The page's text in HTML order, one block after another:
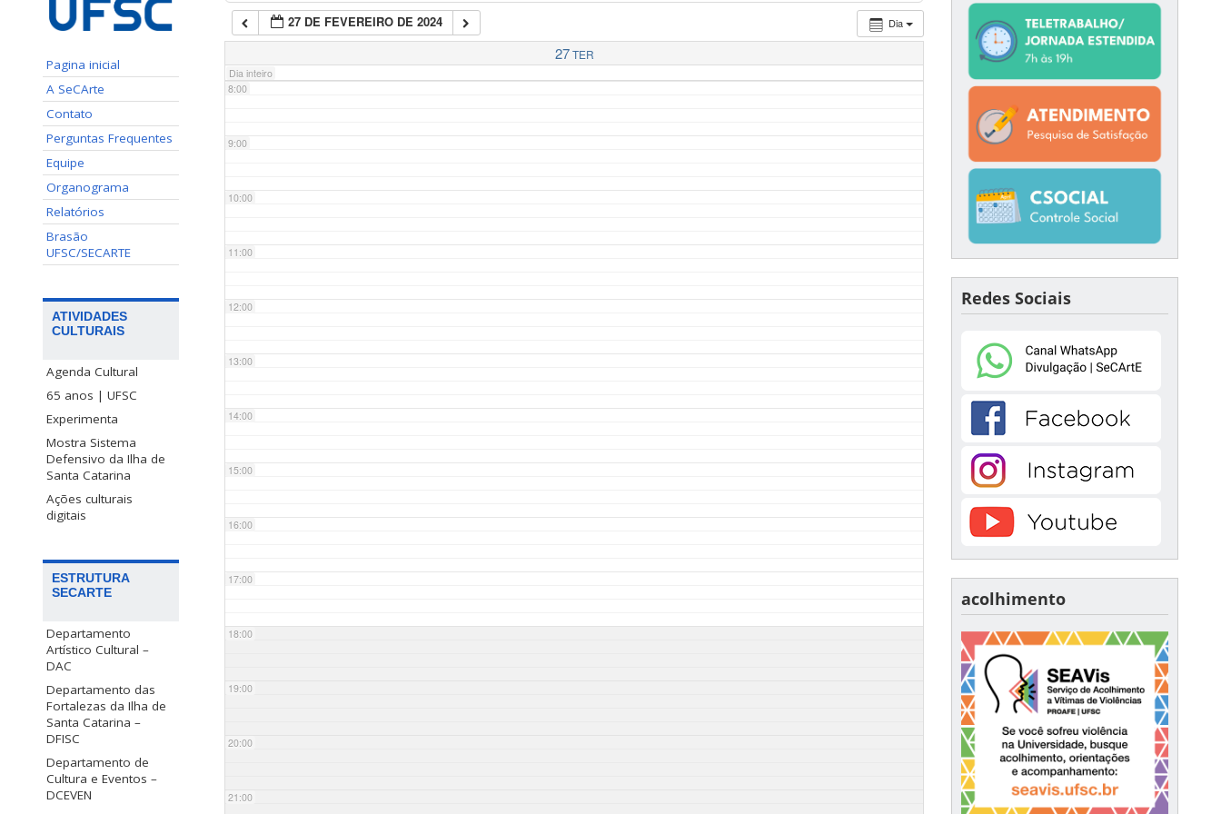
Pagina inicial
A SeCArte
Contato
Perguntas Frequentes
Equipe
Organograma
Relatórios
Brasão
UFSC/SECARTE
ATIVIDADES
CULTURAIS
Agenda Cultural
65 anos | UFSC
Experimenta
Mostra Sistema
Defensivo da Ilha de
Santa Catarina
Ações culturais
digitais
ESTRUTURA
SECARTE
Departamento
Artístico Cultural –
DAC
Departamento das
Fortalezas da Ilha de
Santa Catarina –
DFISC
Departamento de
Cultura e Eventos –
DCEVEN
Dia
27 DE FEVEREIRO DE 2024
27 TER
Dia inteiro
7:00
8:00
9:00
10:00
11:00
12:00
13:00
14:00
15:00
16:00
17:00
18:00
19:00
20:00
21:00
Redes Sociais
acolhimento